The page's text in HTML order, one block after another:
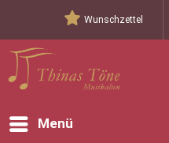
Wunschzettel
Menü